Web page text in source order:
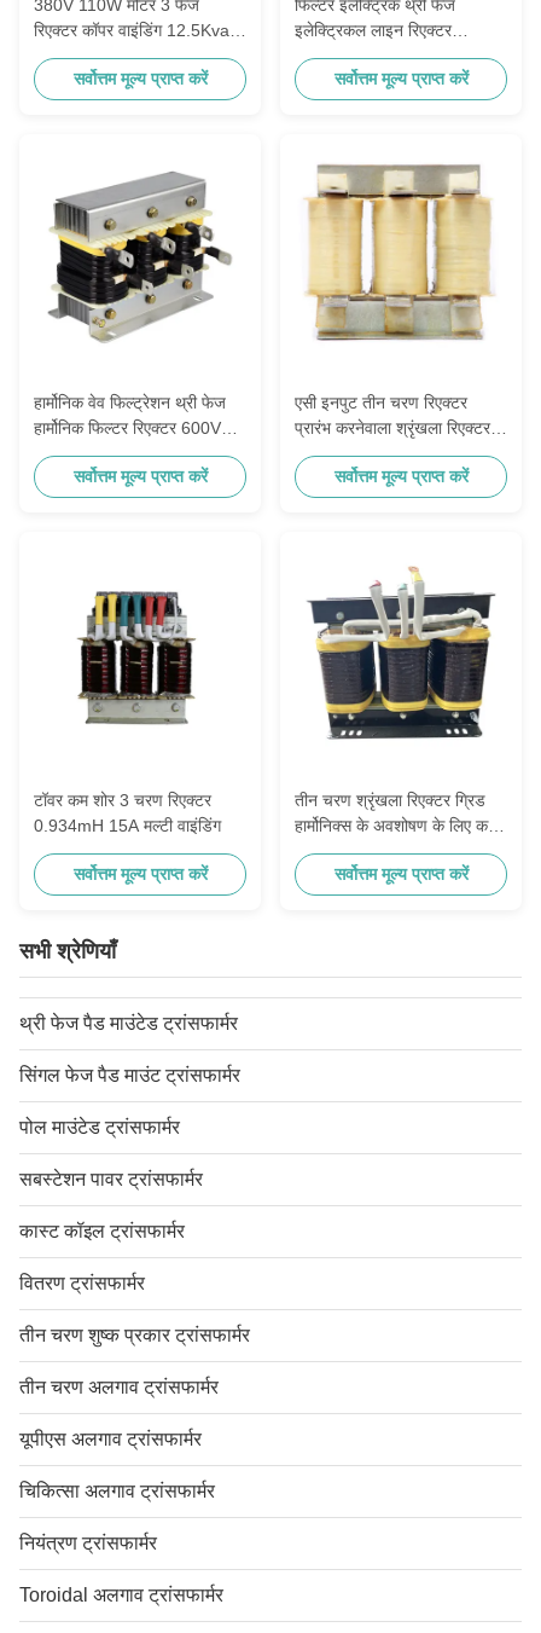
380V 110W मोटर 3 फेज
रिएक्टर कॉपर वाइंडिंग 12.5Kvar
3.08mH
सर्वोत्तम मूल्य प्राप्त करें
फिल्टर इलेक्ट्रिक थ्री फेज
इलेक्ट्रिकल लाइन रिएक्टर
100Kvar 250A F क्लास 5mH
सर्वोत्तम मूल्य प्राप्त करें
हार्मोनिक वेव फिल्ट्रेशन थ्री फेज
हार्मोनिक फिल्टर रिएक्टर 600V
300Kvar 7%
सर्वोत्तम मूल्य प्राप्त करें
एसी इनपुट तीन चरण रिएक्टर
प्रारंभ करनेवाला श्रृंखला रिएक्टर
कॉपर
सर्वोत्तम मूल्य प्राप्त करें
टॉवर कम शोर 3 चरण रिएक्टर
0.934mH 15A मल्टी वाइंडिंग
सर्वोत्तम मूल्य प्राप्त करें
तीन चरण श्रृंखला रिएक्टर ग्रिड
हार्मोनिक्स के अवशोषण के लिए कम
वोल्टेज प्रतिपूर्ति रिएक्टर
सर्वोत्तम मूल्य प्राप्त करें
सभी श्रेणियाँ
थ्री फेज पैड माउंटेड ट्रांसफार्मर
सिंगल फेज पैड माउंट ट्रांसफार्मर
पोल माउंटेड ट्रांसफार्मर
सबस्टेशन पावर ट्रांसफार्मर
कास्ट कॉइल ट्रांसफार्मर
वितरण ट्रांसफार्मर
तीन चरण शुष्क प्रकार ट्रांसफार्मर
तीन चरण अलगाव ट्रांसफार्मर
यूपीएस अलगाव ट्रांसफार्मर
चिकित्सा अलगाव ट्रांसफार्मर
नियंत्रण ट्रांसफार्मर
Toroidal अलगाव ट्रांसफार्मर